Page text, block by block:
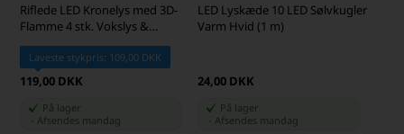
Riflede LED Kronelys med 3D-
Flamme 4 stk. Vokslys &
Fjernbetjening, Hvid
Laveste stykpris: 109,00 DKK
119,00 DKK
På lager
Afsendes mandag
LED Lyskæde 10 LED Sølvkugler
Varm Hvid (1 m)
24,00 DKK
På lager
Afsendes mandag